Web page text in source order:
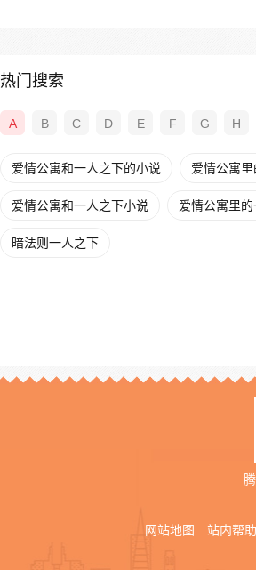
热门搜索
A B C D E F G H
爱情公寓和一人之下的小说 爱情公寓
爱情公寓和一人之下小说 爱情公寓里
暗法则一人之下
网站地图 站内帮助